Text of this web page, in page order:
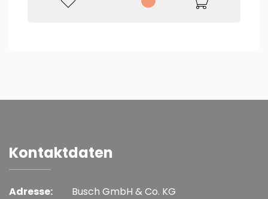
Kontaktdaten
Adresse:
Busch GmbH & Co. KG